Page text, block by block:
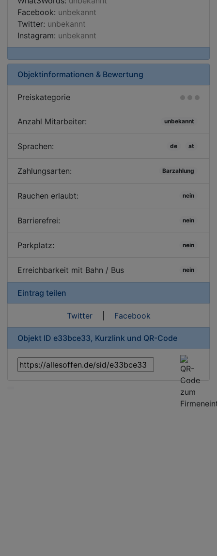
Facebook: unbekannt
Twitter: unbekannt
Instagram: unbekannt
Objektinformationen & Bewertung
Preiskategorie
Anzahl Mitarbeiter: unbekannt
Sprachen: de at
Zahlungsarten: Barzahlung
Rauchen erlaubt: nein
Barrierefrei: nein
Parkplatz: nein
Erreichbarkeit mit Bahn / Bus nein
Eintrag teilen
Twitter| Facebook
Objekt ID e33bce33, Kurzlink und QR-Code